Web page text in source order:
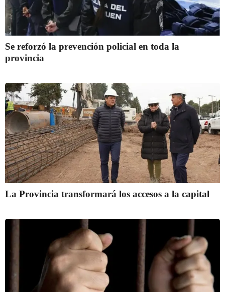
Se reforzó la prevención policial en toda la
provincia
La Provincia transformará los accesos a la capital